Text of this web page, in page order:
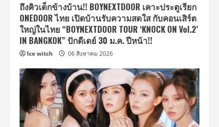
ถึงคิวเด็กข้างบ้าน!! BOYNEXTDOOR เคาะประตูเรียก
ONEDOOR ไทย เปิดบ้านรับความสดใส กับคอนเสิร์ต
ใหญ่ในไทย “BOYNEXTDOOR TOUR ‘KNOCK ON Vol.2’
IN BANGKOK” ปักดีเดย์ 30 ม.ค. ปีหน้า!!
Ice witch 06 สิงหาคม 2026